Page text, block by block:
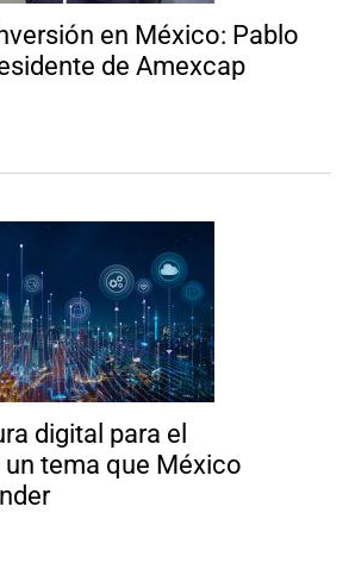
en México: Pablo
de Amexcap
digital para el
un tema que México